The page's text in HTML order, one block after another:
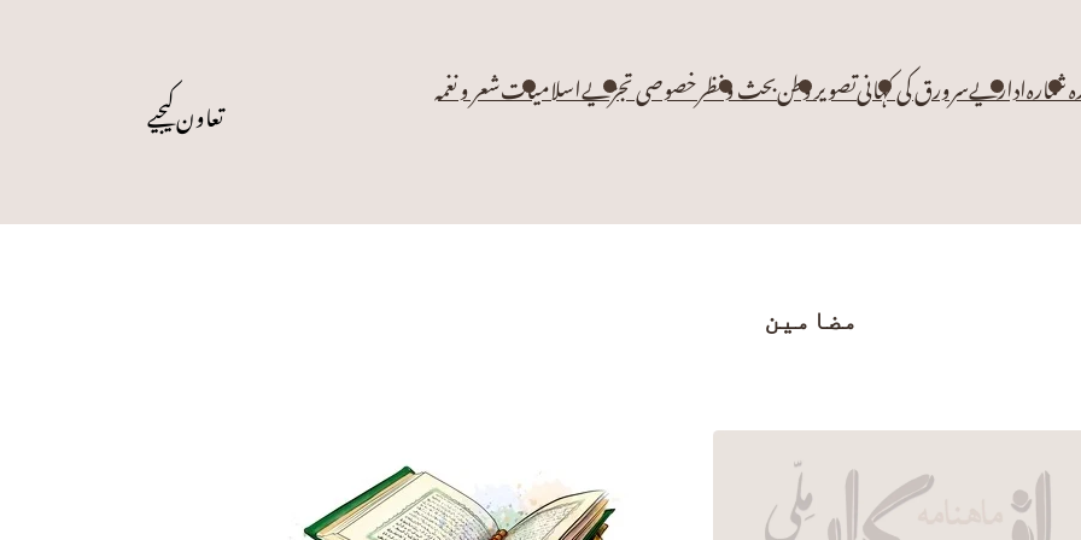
شمارہاداریےسرورق کی کہانیتصویر وطنبحث و نظرخصوصی تجزیےاسلامیاتشعر و نغمہ تعاون کیجیے
مضامین